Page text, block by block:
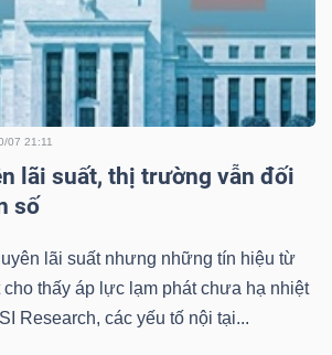
07 21:11
lãi suất, thị trường vẫn đối
số
lãi suất nhưng những tín hiệu từ
thấy áp lực lạm phát chưa hạ nhiệt
Research, các yếu tố nội tại...